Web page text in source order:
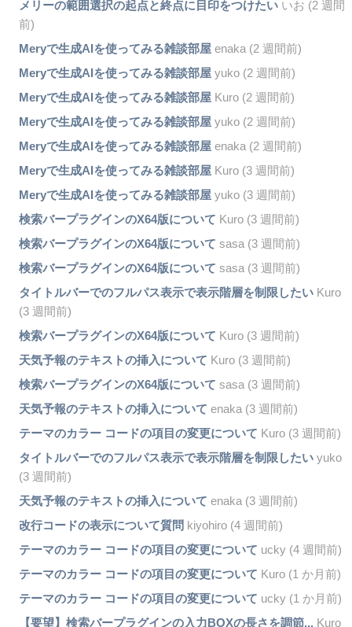
メリーの範囲選択の起点と終点に目印をつけたいいお (2 週間
前)
Meryで生成AIを使ってみる雑談部屋enaka (2 週間前)
Meryで生成AIを使ってみる雑談部屋yuko (2 週間前)
Meryで生成AIを使ってみる雑談部屋Kuro (2 週間前)
Meryで生成AIを使ってみる雑談部屋yuko (2 週間前)
Meryで生成AIを使ってみる雑談部屋enaka (2 週間前)
Meryで生成AIを使ってみる雑談部屋Kuro (3 週間前)
Meryで生成AIを使ってみる雑談部屋yuko (3 週間前)
検索バープラグインのX64版について Kuro (3 週間前)
検索バープラグインのX64版について sasa (3 週間前)
検索バープラグインのX64版について sasa (3 週間前)
タイトルバーでのフルパス表示で表示階層を制限したいKuro
(3 週間前)
検索バープラグインのX64版について Kuro (3 週間前)
天気予報のテキストの挿入について Kuro (3 週間前)
検索バープラグインのX64版について sasa (3 週間前)
天気予報のテキストの挿入について enaka (3 週間前)
テーマのカラー コードの項目の変更について Kuro (3 週間前)
タイトルバーでのフルパス表示で表示階層を制限したいyuko
(3 週間前)
天気予報のテキストの挿入について enaka (3 週間前)
改行コードの表示について質問 kiyohiro (4 週間前)
テーマのカラー コードの項目の変更について ucky (4 週間前)
テーマのカラー コードの項目の変更について Kuro (1 か月前)
テーマのカラー コードの項目の変更について ucky (1 か月前)
【要望】検索バープラグインの入力BOXの長さを調節... Kuro